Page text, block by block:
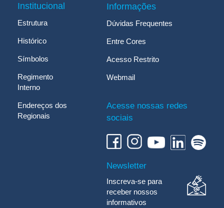
Institucional
Estrutura
Histórico
Símbolos
Regimento
Interno
Endereços dos
Regionais
Informações
Dúvidas Frequentes
Entre Cores
Acesso Restrito
Webmail
Acesse nossas redes
sociais
Newsletter
Inscreva-se para
receber nossos
informativos